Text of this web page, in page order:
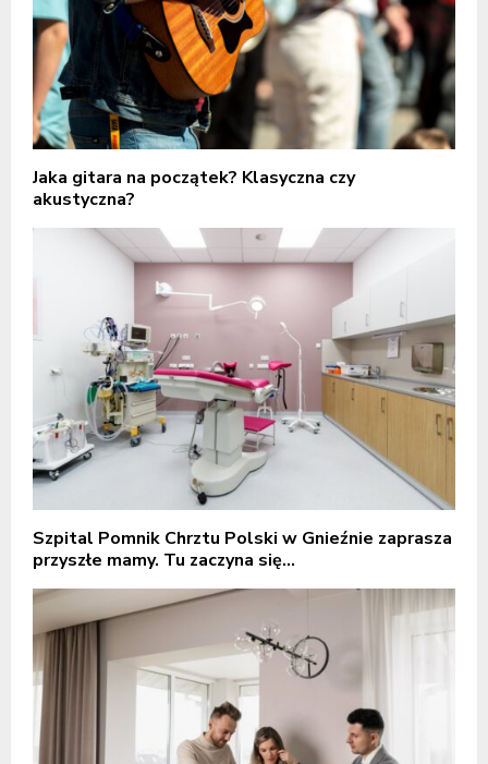
Jaka gitara na początek? Klasyczna czy
akustyczna?
Szpital Pomnik Chrztu Polski w Gnieźnie zaprasza
przyszłe mamy. Tu zaczyna się...